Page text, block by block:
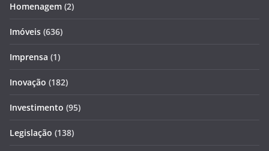
Homenagem (2)
Imóveis (636)
Imprensa (1)
Inovação (182)
Investimento (95)
Legislação (138)